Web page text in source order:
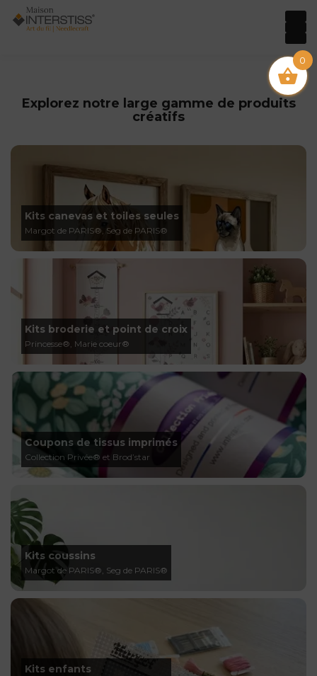
Explorez notre large gamme de produits
créatifs
Kits canevas et toiles seules
Margot de PARIS®, Seg de PARIS®
Kits broderie et point de croix
Princesse®, Marie coeur®
Coupons de tissus imprimés
Collection Privée® et Brod’star
Kits coussins
Margot de PARIS®, Seg de PARIS®
Kits enfants
0